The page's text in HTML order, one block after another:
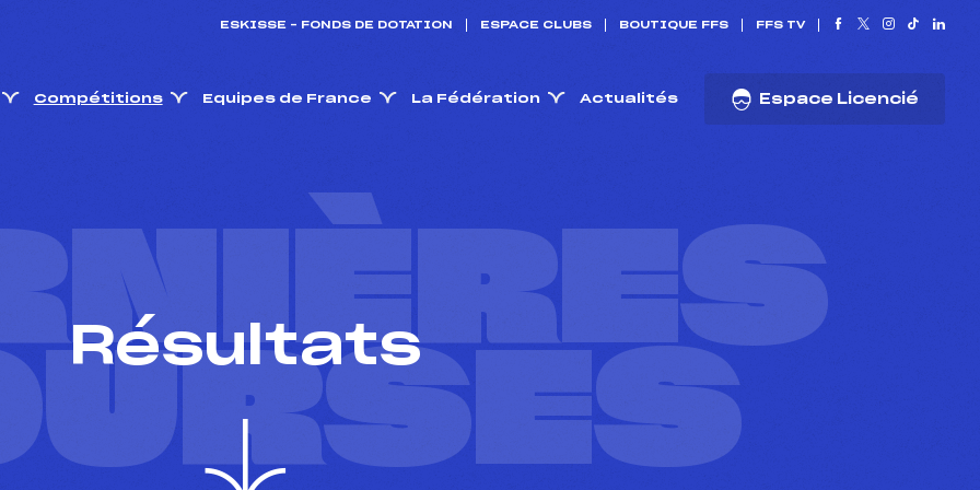
ESKISSE – FONDS DE DOTATION ESPACE CLUBS BOUTIQUE FFS FFS TV
Compétitions Equipes de France La Fédération Actualités Espace Licencié
Résultats